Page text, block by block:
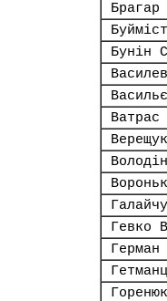
Бунін
Гевко